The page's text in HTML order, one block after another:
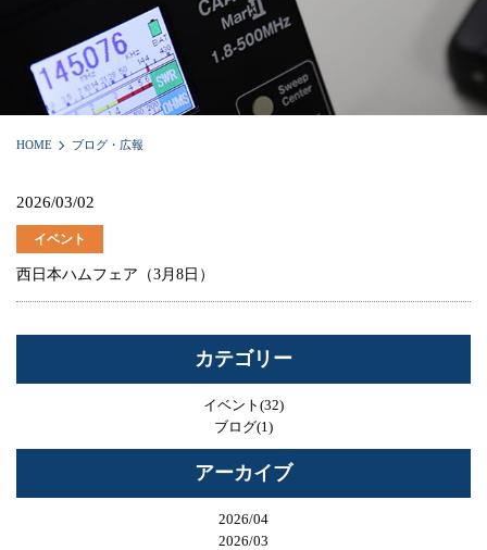
HOME ブログ・広報
2026/03/02
イベント
西日本ハムフェア（3月8日）
カテゴリー
イベント(32)
ブログ(1)
アーカイブ
2026/04
2026/03